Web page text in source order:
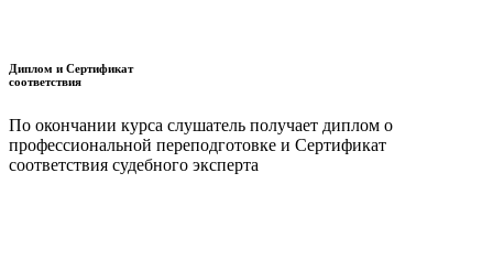
Диплом и Сертификат
соответствия
По окончании курса слушатель получает диплом о
профессиональной переподготовке и Сертификат
соответствия судебного эксперта